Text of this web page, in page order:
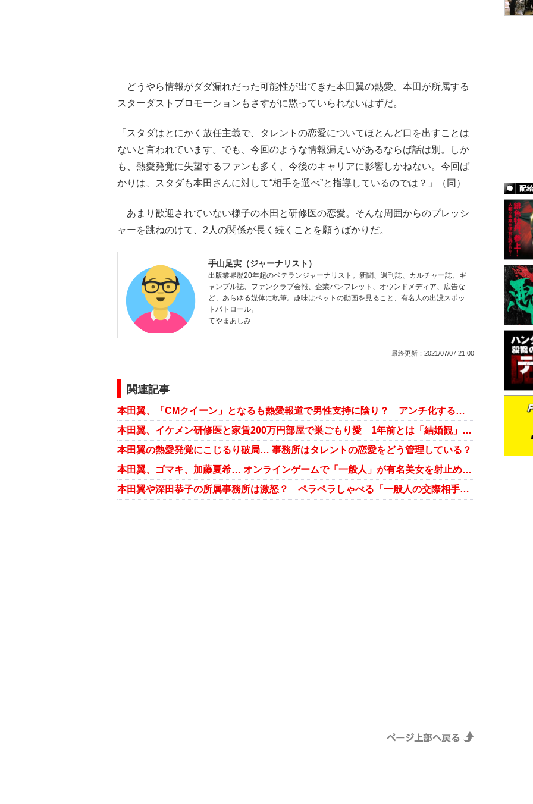
どうやら情報がダダ漏れだった可能性が出てきた本田翼の熱愛。本田が所属する
スターダストプロモーションもさすがに黙っていられないはずだ。
「スタダはとにかく放任主義で、タレントの恋愛についてほとんど口を出すことは
ないと言われています。でも、今回のような情報漏えいがあるならば話は別。しか
も、熱愛発覚に失望するファンも多く、今後のキャリアに影響しかねない。今回ば
かりは、スタダも本田さんに対して“相手を選べ”と指導しているのでは？」（同）
あまり歓迎されていない様子の本田と研修医の恋愛。そんな周囲からのプレッシ
ャーを跳ねのけて、2人の関係が長く続くことを願うばかりだ。
手山足実（ジャーナリスト）
出版業界歴20年超のベテランジャーナリスト。新聞、週刊誌、カルチャー誌、ギ
ャンブル誌、ファンクラブ会報、企業パンフレット、オウンドメディア、広告な
ど、あらゆる媒体に執筆。趣味はペットの動画を見ること、有名人の出没スポッ
トパトロール。
てやまあしみ
最終更新： 2021/07/07 21:00
関連記事
本田翼、「CMクイーン」となるも熱愛報道で男性支持に陰り？ アンチ化する過激ファンも増加か
本田翼、イケメン研修医と家賃200万円部屋で巣ごもり愛 1年前とは「結婚観」に劇的変化が！
本田翼の熱愛発覚にこじるり破局… 事務所はタレントの恋愛をどう管理している？
本田翼、ゴマキ、加藤夏希… オンラインゲームで「一般人」が有名美女を射止めた事例はこんなに！
本田翼や深田恭子の所属事務所は激怒？ ペラペラしゃべる「一般人の交際相手」の危うさ
配